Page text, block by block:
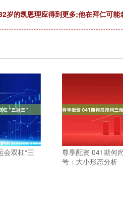
岁的凯恩理应得到更多;他在拜仁可能
会双杠“三
尊享配资 041期何
号：大小形态分析